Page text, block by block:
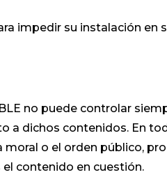
impedir su instalación en
no puede controlar
dichos contenidos. En
o el orden público,
contenido en cuestión.